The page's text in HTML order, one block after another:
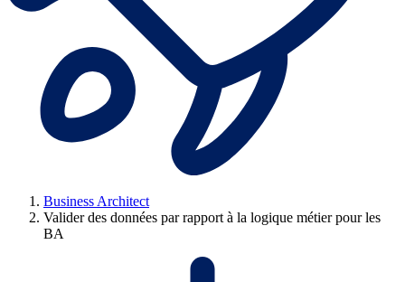
Business Architect
Valider des données par rapport à la logique métier pour les
BA